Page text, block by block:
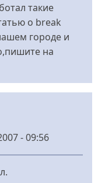
такие
о break
городе и
на
- 09:56